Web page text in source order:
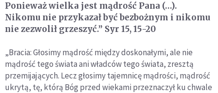
Ponieważ wielka jest mądrość Pana (…).
Nikomu nie przykazał być bezbożnym i nikomu
nie zezwolił grzeszyć.” Syr 15, 15-20
„Bracia: Głosimy mądrość między doskonałymi, ale nie
mądrość tego świata ani władców tego świata, zresztą
przemijających. Lecz głosimy tajemnicę mądrości, mądrość
ukrytą, tę, którą Bóg przed wiekami przeznaczył ku chwale